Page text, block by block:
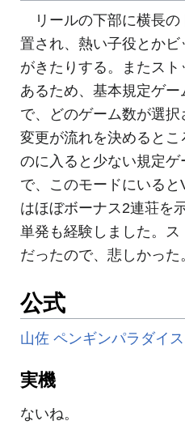
リールの下部に横長の
置され、熱い子役とか
がきたりする。またス
あるため、基本規定ゲ
で、どのゲーム数が選
変更が流れを決めると
のに入ると少ない規定
で、このモードにいる
はほぼボーナス2連荘を
単発も経験しました。
だったので、悲しかった
公式
山佐 ペンギンパラダイス
実機
ないね。